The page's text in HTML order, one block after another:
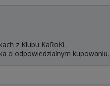
z Klubu KaRoKi.
o odpowiedzialnym kupowaniu.